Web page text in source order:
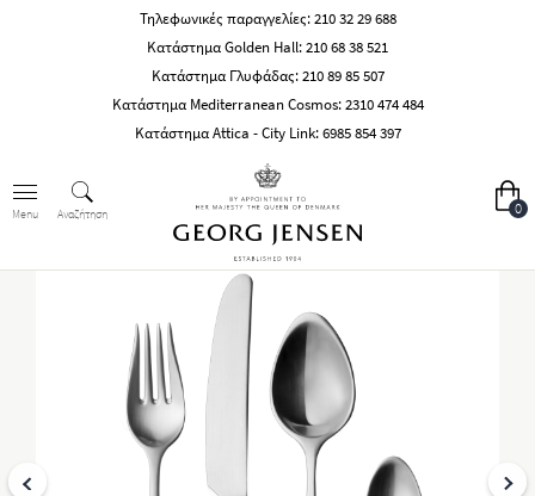
Τηλεφωνικές παραγγελίες:210 32 29 688
Κατάστημα Golden Hall:210 68 38 521
Κατάστημα Γλυφάδας:210 89 85 507
Κατάστημα Mediterranean Cosmos:2310 474 484
Κατάστημα Attica - City Link:6985 854 397
Menu Αναζήτηση 0